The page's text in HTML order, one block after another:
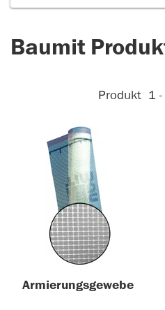
Baumit
Aktive Filter:
Produkt 1
Armierungsgewebe